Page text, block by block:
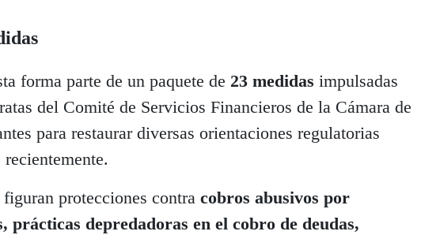
forma parte de un paquete de 23 medidas impulsadas
del Comité de Servicios Financieros de la Cámara de
para restaurar diversas orientaciones regulatorias
protecciones contra cobros abusivos por
prácticas depredadoras en el cobro de deudas,